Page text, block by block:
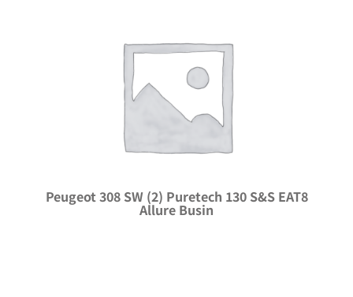
Peugeot 308 SW (2) Puretech 130 S&S EAT8
Allure Busin